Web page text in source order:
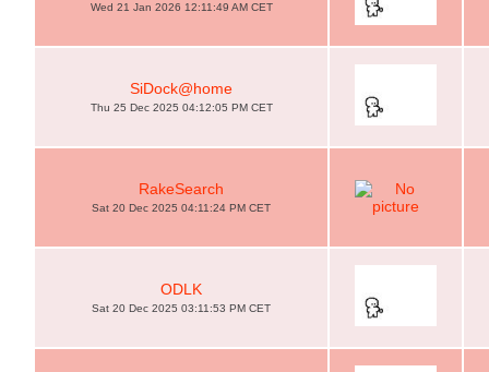
Wed 21 Jan 2026 12:11:49 AM CET
SiDock@home
Thu 25 Dec 2025 04:12:05 PM CET
RakeSearch
Sat 20 Dec 2025 04:11:24 PM CET
ODLK
Sat 20 Dec 2025 03:11:53 PM CET